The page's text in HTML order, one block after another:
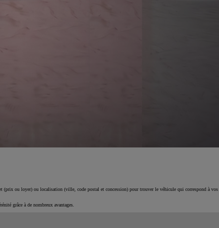
(prix ou loyer) ou localisation (ville, code postal et concession) pour trouver le véhicule qui correspond à vos
grâce à de nombreux avantages.